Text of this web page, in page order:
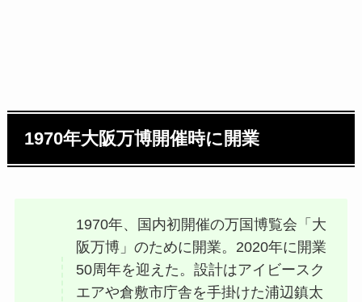
1970年大阪万博開催時に開業
1970年、国内初開催の万国博覧会「大
阪万博」のために開業。2020年に開業
50周年を迎えた。設計はアイビースク
エアや倉敷市庁舎を手掛けた浦辺鎮太